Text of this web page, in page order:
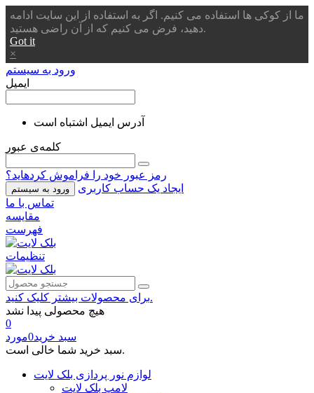
ما از کوکی ها استفاده می کنیم. اگر به استفاده از این سایت ادامه
دهید، فرض می کنیم که از آن راضی هستید.
Got it
×
ورود به سیستم
ایمیل
آدرس ایمیل اشتباه است
کلمه‌ی عبور
رمز عبور خود را فراموش کردهاید؟
ورود به سیستم
ایجاد یک حساب کاربری
تماس با ما
مقایسه
فهرست
تنظیمات
برای محصولات بیشتر کلیک کنید.
هیچ محصولی پیدا نشد
0
سبد خرید0مورد
سبد خرید شما خالی است.
لوازم نور پردازی بلک لایت
لامپ بلک لایت